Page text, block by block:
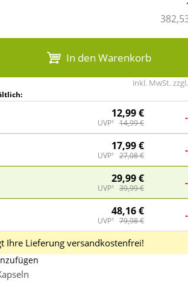
In den Warenkorb
inkl. MwSt. zzgl.
12,99 €
UVP¹ 14,99 €
17,99 €
UVP¹ 27,08 €
29,99 €
UVP¹ 39,99 €
48,16 €
UVP¹ 79,98 €
Ihre Lieferung versandkostenfrei!